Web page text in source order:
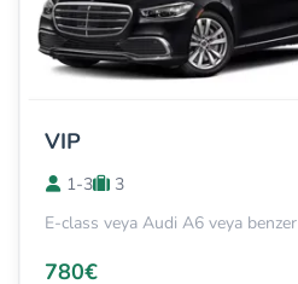
VIP
1-3
3
E-class veya Audi A6 veya benzer
780€